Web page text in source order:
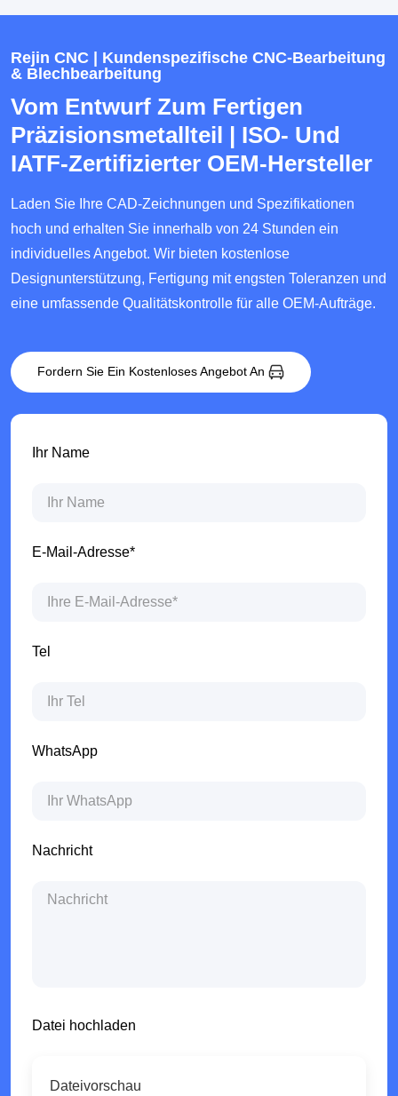
Rejin CNC | Kundenspezifische CNC-Bearbeitung
& Blechbearbeitung
Vom Entwurf Zum Fertigen
Präzisionsmetallteil | ISO- Und
IATF-Zertifizierter OEM-Hersteller
Laden Sie Ihre CAD-Zeichnungen und Spezifikationen
hoch und erhalten Sie innerhalb von 24 Stunden ein
individuelles Angebot. Wir bieten kostenlose
Designunterstützung, Fertigung mit engsten Toleranzen und
eine umfassende Qualitätskontrolle für alle OEM-Aufträge.
Fordern Sie Ein Kostenloses Angebot An
Ihr Name
E-Mail-Adresse*
Tel
WhatsApp
Nachricht
Datei hochladen
Dateivorschau